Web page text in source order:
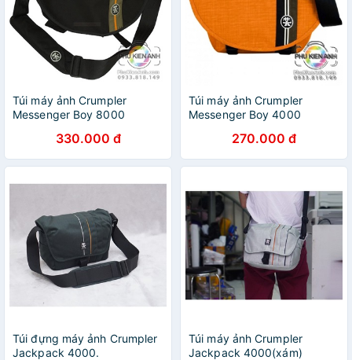
Túi máy ảnh Crumpler
Messenger Boy 8000
330.000 đ
Túi máy ảnh Crumpler
Messenger Boy 4000
270.000 đ
Túi đựng máy ảnh Crumpler
Jackpack 4000.
Túi máy ảnh Crumpler
Jackpack 4000(xám)